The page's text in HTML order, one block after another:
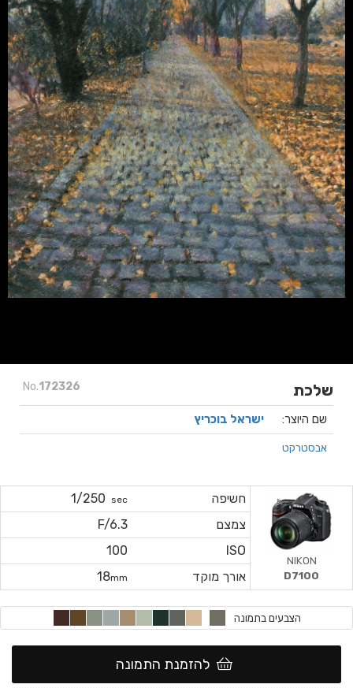
No.172326 שלכת
שם היוצר: ישראל בוכריץ
אבסטרקט
חשיפה sec
1/250
צמצם
F/6.3
ISO
100
אורך מוקד
18mm
NIKON
D7100
הצבעים בתמונה
להזמנת התמונה